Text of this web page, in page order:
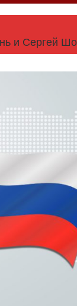
и Сергей